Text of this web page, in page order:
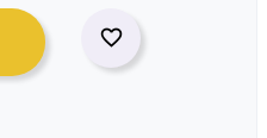
